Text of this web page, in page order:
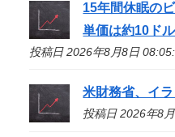
15年間休眠の
単価は約10ドル
投稿日 2026年8月8日
米財務省、イ
投稿日 2026年8